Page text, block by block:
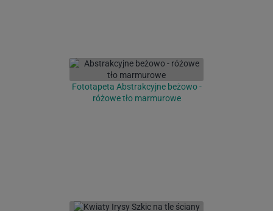
Fototapeta Abstrakcyjne beżowo -
różowe tło marmurowe